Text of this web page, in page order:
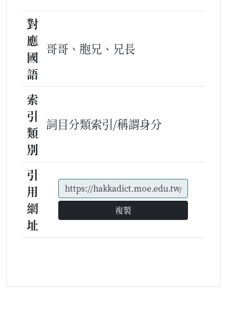
對
應
國
語
哥哥、胞兄、兄長
索
引
類
別
詞目分類索引/稱謂身分
引
用
網
址
複製